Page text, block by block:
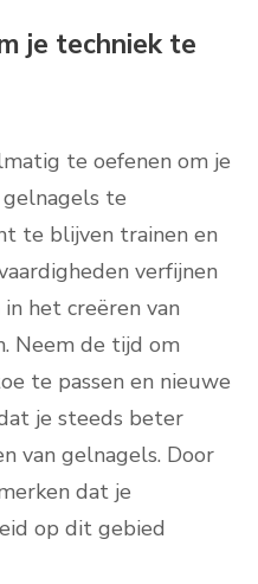
je techniek te
te oefenen om je
te
te blijven trainen en
verfijnen
het creëren van
Neem de tijd om
te passen en nieuwe
je steeds beter
van gelnagels. Door
dat je
op dit gebied